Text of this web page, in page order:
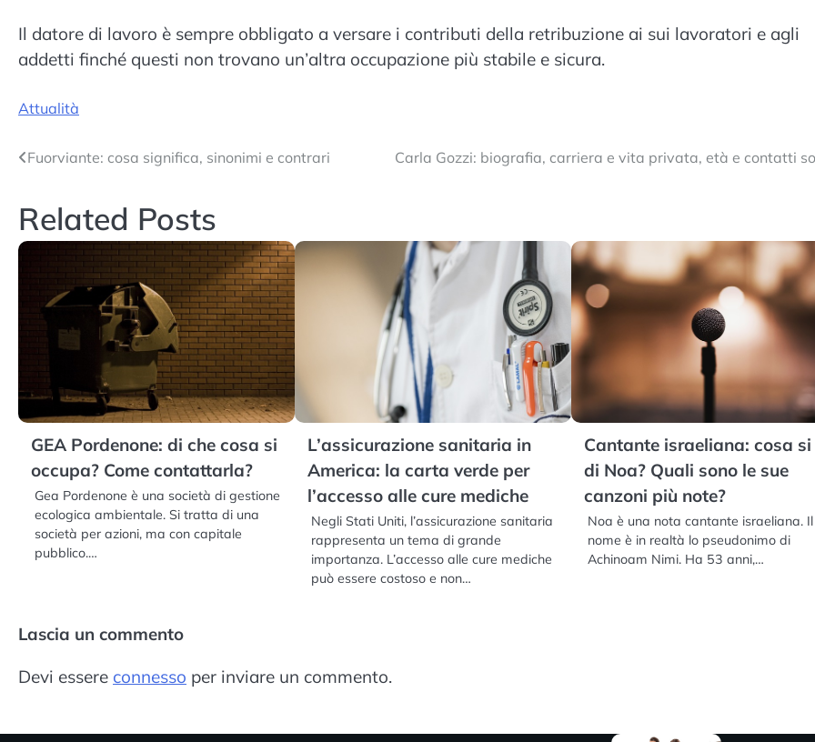
Il datore di lavoro è sempre obbligato a versare i contributi della retribuzione ai sui lavoratori e agli
addetti finché questi non trovano un’altra occupazione più stabile e sicura.
Attualità
Navigazione
Fuorviante: cosa significa, sinonimi e contrari Carla Gozzi: biografia, carriera e vita privata, età e contatti
Related Posts
GEA Pordenone: di che cosa si
occupa? Come contattarla?
Gea Pordenone è una società di gestione
ecologica ambientale. Si tratta di una
società per azioni, ma con capitale
pubblico.…
L’assicurazione sanitaria in
America: la carta verde per
l’accesso alle cure mediche
Negli Stati Uniti, l’assicurazione sanitaria
rappresenta un tema di grande
importanza. L’accesso alle cure mediche
può essere costoso e non…
Cantante israeliana: cosa
di Noa? Quali sono le sue
canzoni più note?
Noa è una nota cantante israeliana.
nome è in realtà lo pseudonimo di
Achinoam Nimi. Ha 53 anni,…
Lascia un commento
Devi essere connesso per inviare un commento.